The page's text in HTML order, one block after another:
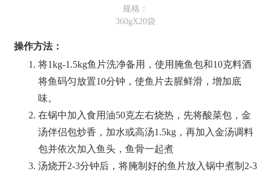
360gX20袋
操作方法：
将1kg-1.5kg鱼片洗净备用，使用腌鱼包和10克料酒
将鱼码匀放置10分钟，使鱼片去腥鲜滑，增加底
味。
在锅中加入食用油50克左右烧热，先将酸菜包，金
汤伴侣包炒香，加水或高汤1.5kg，再加入金汤调料
包并依次加入鱼头，鱼骨一起煮
汤烧开2-3分钟后，将腌制好的鱼片放入锅中煮制2-3